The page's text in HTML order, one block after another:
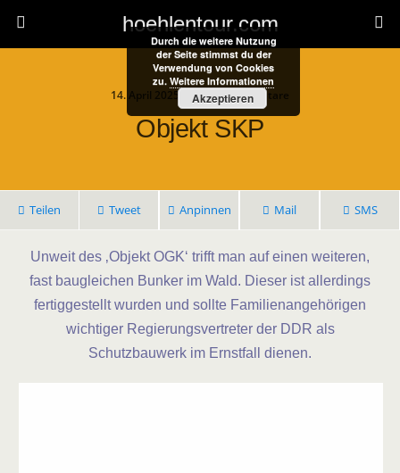
hoehlentour.com
14. April 2025 • Keine Kommentare
Objekt SKP
Teilen Tweet Anpinnen Mail SMS
Unweit des ‚Objekt OGK‘ trifft man auf einen weiteren,
fast baugleichen Bunker im Wald. Dieser ist allerdings
fertiggestellt wurden und sollte Familienangehörigen
wichtiger Regierungsvertreter der DDR als
Schutzbauwerk im Ernstfall dienen.
Durch die weitere Nutzung
der Seite stimmst du der
Verwendung von Cookies
zu. Weitere Informationen
Akzeptieren